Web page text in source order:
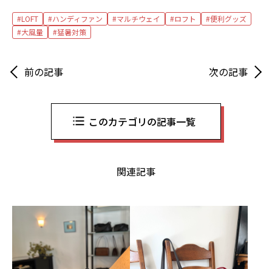
LOFT ハンディファン マルチウェイ ロフト
便利グッズ
大風量
猛暑対策
前の記事 次の記事
このカテゴリの記事一覧
関連記事